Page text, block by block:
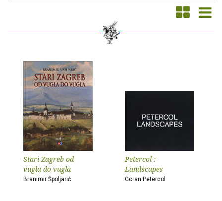
Stari Zagreb od
vugla do vugla
Branimir Špoljarić
Petercol :
Landscapes
Goran Petercol